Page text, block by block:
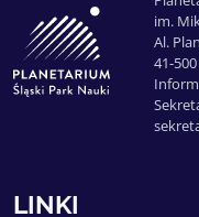
im.
Al.
41-
LINKI